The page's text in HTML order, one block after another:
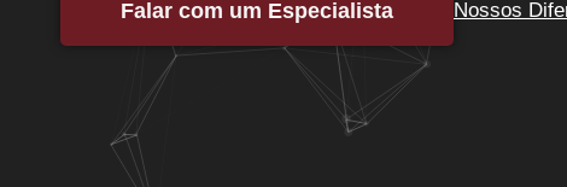
Falar com um Especialista Nossos